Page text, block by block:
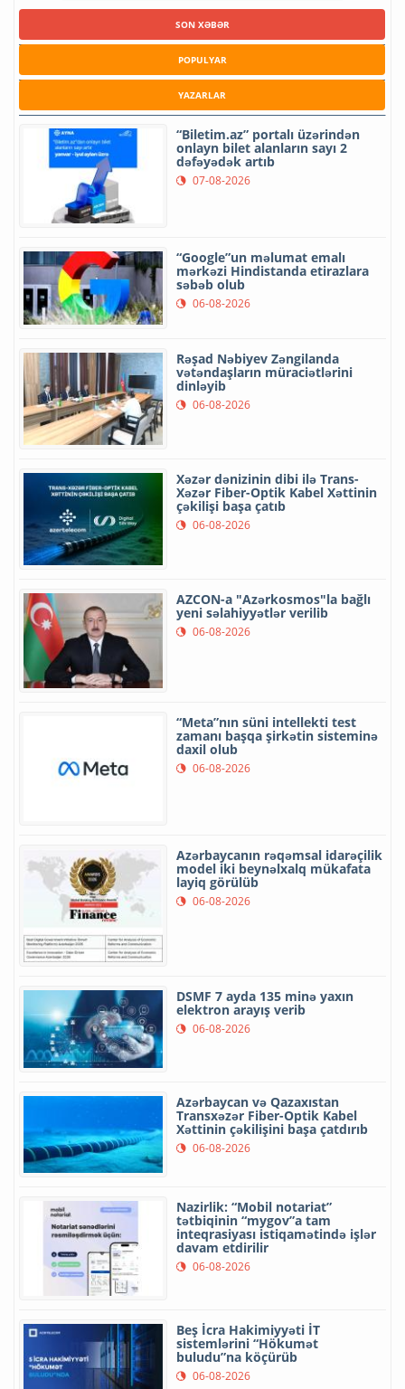
SON XƏBƏR
POPULYAR
YAZARLAR
“Biletim.az” portalı üzərindən
onlayn bilet alanların sayı 2
dəfəyədək artıb
07-08-2026
“Google”un məlumat emalı
mərkəzi Hindistanda etirazlara
səbəb olub
06-08-2026
Rəşad Nəbiyev Zəngilanda
vətəndaşların müraciətlərini
dinləyib
06-08-2026
Xəzər dənizinin dibi ilə Trans-
Xəzər Fiber-Optik Kabel Xəttinin
çəkilişi başa çatıb
06-08-2026
AZCON-a "Azərkosmos"la bağlı
yeni səlahiyyətlər verilib
06-08-2026
“Meta”nın süni intellekti test
zamanı başqa şirkətin sisteminə
daxil olub
06-08-2026
Azərbaycanın rəqəmsal idarəçilik
model iki beynəlxalq mükafata
layiq görülüb
06-08-2026
DSMF 7 ayda 135 minə yaxın
elektron arayış verib
06-08-2026
Azərbaycan və Qazaxıstan
Transxəzər Fiber-Optik Kabel
Xəttinin çəkilişini başa çatdırıb
06-08-2026
Nazirlik: “Mobil notariat”
tətbiqinin “mygov”a tam
inteqrasiyası istiqamətində işlər
davam etdirilir
06-08-2026
Beş İcra Hakimiyyəti İT
sistemlərini “Hökumət
buludu”na köçürüb
06-08-2026